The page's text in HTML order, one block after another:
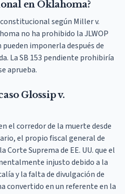
en Oklahoma?
según Miller v.
no ha prohibido la JLWOP
imponerla después de
La SB 153 pendiente prohibiría
aprueba.
Glossip v.
el corredor de la muerte desde
el propio fiscal general de
Suprema de EE. UU. que el
injusto debido a la
y la falta de divulgación de
convertido en un referente en la